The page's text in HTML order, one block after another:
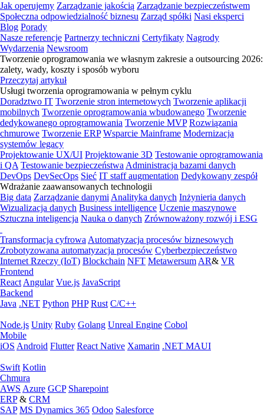
Jak operujemy Zarządzanie jakością Zarządzanie bezpieczeństwem
Społeczna odpowiedzialność biznesu Zarząd spółki Nasi eksperci
Blog Porady
Nasze referencje Partnerzy techniczni Certyfikaty Nagrody
Wydarzenia Newsroom
Tworzenie oprogramowania we własnym zakresie a outsourcing 2026:
zalety, wady, koszty i sposób wyboru
Przeczytaj artykuł
Usługi tworzenia oprogramowania w pełnym cyklu
Doradztwo IT Tworzenie stron internetowych Tworzenie aplikacji
mobilnych Tworzenie oprogramowania wbudowanego Tworzenie
dedykowanego oprogramowania Tworzenie MVP Rozwiązania
chmurowe Tworzenie ERP Wsparcie Mainframe Modernizacja
systemów legacy
Projektowanie UX/UI Projektowanie 3D Testowanie oprogramowania
i QA Testowanie bezpieczeństwa Administracja bazami danych
DevOps DevSecOps Sieć IT staff augmentation Dedykowany zespół
Wdrażanie zaawansowanych technologii
Big data Zarządzanie danymi Analityka danych Inżynieria danych
Wizualizacja danych Business intelligence Uczenie maszynowe
Sztuczna inteligencja Nauka o danych Zrównoważony rozwój i ESG
Transformacja cyfrowa Automatyzacja procesów biznesowych
Zrobotyzowana automatyzacja procesów Cyberbezpieczeństwo
Internet Rzeczy (IoT) Blockchain NFT Metawersum AR& VR
Frontend
React Angular Vue.js JavaScript
Backend
Java .NET Python PHP Rust C/C++
Node.js Unity Ruby Golang Unreal Engine Cobol
Mobile
iOS Android Flutter React Native Xamarin .NET MAUI
Swift Kotlin
Chmura
AWS Azure GCP Sharepoint
ERP& CRM
SAP MS Dynamics 365 Odoo Salesforce